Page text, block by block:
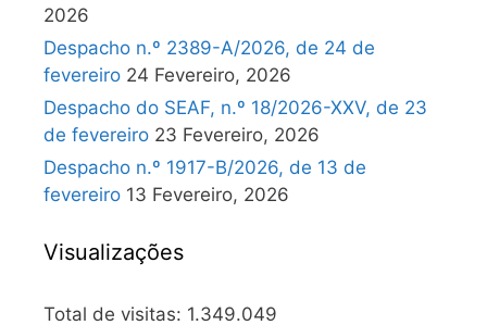
2026
Despacho n.º 2389-A/2026, de 24 de
fevereiro 24 Fevereiro, 2026
Despacho do SEAF, n.º 18/2026-XXV, de 23
de fevereiro 23 Fevereiro, 2026
Despacho n.º 1917-B/2026, de 13 de
fevereiro 13 Fevereiro, 2026
Visualizações
Total de visitas: 1.349.049